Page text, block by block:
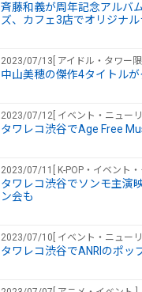
斉藤和義が周年記念アルバ
ズ、カフェ3店でオリジナ
2023/07/13[ アイドル・タワー限
中山美穂の傑作4タイトル
2023/07/12[ イベント・ニュー
タワレコ渋谷でAge Free
2023/07/11[ K-POP・イベント
タワレコ渋谷でソンモ主演
ン会も
2023/07/10[ イベント・ニュー
タワレコ渋谷でANRIのポ